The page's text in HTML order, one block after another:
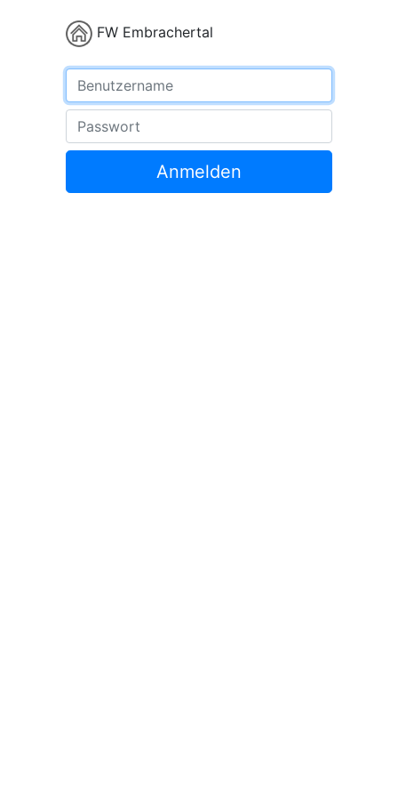
FW Embrachertal
Benutzername
Passwort
Anmelden